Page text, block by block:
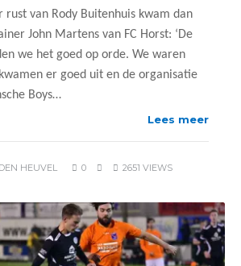
rust van Rody Buitenhuis kwam dan
John Martens van FC Horst: ‘De
we het goed op orde. We waren
er goed uit en de organisatie
Boys…
Lees meer
HEUVEL 0 2651 VIEWS